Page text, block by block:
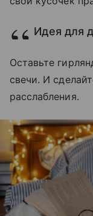
Идея для
Оставьте
свечи. И
расслабления.